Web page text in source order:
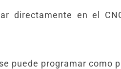
directamente en el
puede programar como